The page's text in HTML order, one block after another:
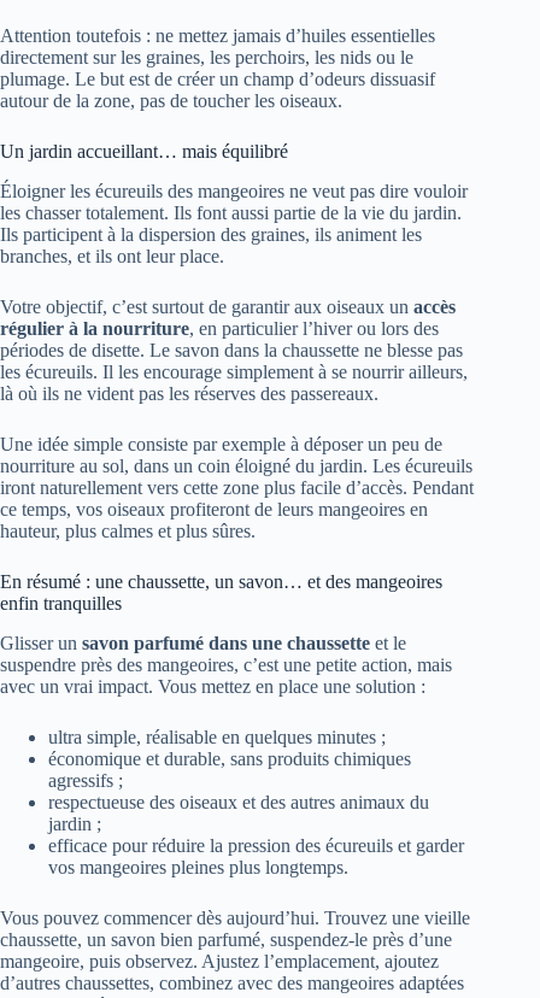
Attention toutefois : ne mettez jamais d’huiles essentielles
directement sur les graines, les perchoirs, les nids ou le
plumage. Le but est de créer un champ d’odeurs dissuasif
autour de la zone, pas de toucher les oiseaux.
Un jardin accueillant… mais équilibré
Éloigner les écureuils des mangeoires ne veut pas dire vouloir
les chasser totalement. Ils font aussi partie de la vie du jardin.
Ils participent à la dispersion des graines, ils animent les
branches, et ils ont leur place.
Votre objectif, c’est surtout de garantir aux oiseaux un accès
régulier à la nourriture, en particulier l’hiver ou lors des
périodes de disette. Le savon dans la chaussette ne blesse pas
les écureuils. Il les encourage simplement à se nourrir ailleurs,
là où ils ne vident pas les réserves des passereaux.
Une idée simple consiste par exemple à déposer un peu de
nourriture au sol, dans un coin éloigné du jardin. Les écureuils
iront naturellement vers cette zone plus facile d’accès. Pendant
ce temps, vos oiseaux profiteront de leurs mangeoires en
hauteur, plus calmes et plus sûres.
En résumé : une chaussette, un savon… et des mangeoires
enfin tranquilles
Glisser un savon parfumé dans une chaussette et le
suspendre près des mangeoires, c’est une petite action, mais
avec un vrai impact. Vous mettez en place une solution :
ultra simple, réalisable en quelques minutes ;
économique et durable, sans produits chimiques
agressifs ;
respectueuse des oiseaux et des autres animaux du
jardin ;
efficace pour réduire la pression des écureuils et garder
vos mangeoires pleines plus longtemps.
Vous pouvez commencer dès aujourd’hui. Trouvez une vieille
chaussette, un savon bien parfumé, suspendez-le près d’une
mangeoire, puis observez. Ajustez l’emplacement, ajoutez
d’autres chaussettes, combinez avec des mangeoires adaptées